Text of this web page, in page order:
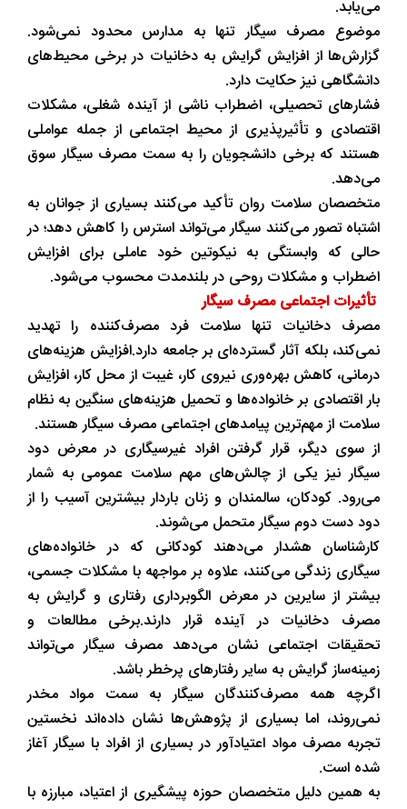
می‌یابد.
موضوع مصرف سیگار تنها به مدارس محدود نمی‌شود.
گزارش‌ها از افزایش گرایش به دخانیات در برخی محیط‌های
دانشگاهی نیز حکایت دارد.
فشارهای تحصیلی، اضطراب ناشی از آینده شغلی، مشکلات
اقتصادی و تأثیرپذیری از محیط اجتماعی از جمله عواملی
هستند که برخی دانشجویان را به سمت مصرف سیگار سوق
می‌دهد.
متخصصان سلامت روان تأکید می‌کنند بسیاری از جوانان به
اشتباه تصور می‌کنند سیگار می‌تواند استرس را کاهش دهد؛ در
حالی که وابستگی به نیکوتین خود عاملی برای افزایش
اضطراب و مشکلات روحی در بلندمدت محسوب می‌شود.
تأثیرات اجتماعی مصرف سیگار
مصرف دخانیات تنها سلامت فرد مصرف‌کننده را تهدید
نمی‌کند، بلکه آثار گسترده‌ای بر جامعه دارد.افزایش هزینه‌های
درمانی، کاهش بهره‌وری نیروی کار، غیبت از محل کار، افزایش
بار اقتصادی بر خانواده‌ها و تحمیل هزینه‌های سنگین به نظام
سلامت از مهم‌ترین پیامدهای اجتماعی مصرف سیگار هستند.
از سوی دیگر، قرار گرفتن افراد غیرسیگاری در معرض دود
سیگار نیز یکی از چالش‌های مهم سلامت عمومی به شمار
می‌رود. کودکان، سالمندان و زنان باردار بیشترین آسیب را از
دود دست دوم سیگار متحمل می‌شوند.
کارشناسان هشدار می‌دهند کودکانی که در خانواده‌های
سیگاری زندگی می‌کنند، علاوه بر مواجهه با مشکلات جسمی،
بیشتر از سایرین در معرض الگوبرداری رفتاری و گرایش به
مصرف دخانیات در آینده قرار دارند.برخی مطالعات و
تحقیقات اجتماعی نشان می‌دهد مصرف سیگار می‌تواند
زمینه‌ساز گرایش به سایر رفتارهای پرخطر باشد.
اگرچه همه مصرف‌کنندگان سیگار به سمت مواد مخدر
نمی‌روند، اما بسیاری از پژوهش‌ها نشان داده‌اند نخستین
تجربه مصرف مواد اعتیادآور در بسیاری از افراد با سیگار آغاز
شده است.
به همین دلیل متخصصان حوزه پیشگیری از اعتیاد، مبارزه با